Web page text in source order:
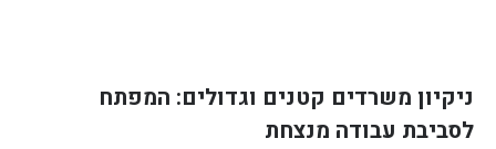
ניקיון משרדים קטנים וגדולים: המפתח
לסביבת עבודה מנצחת